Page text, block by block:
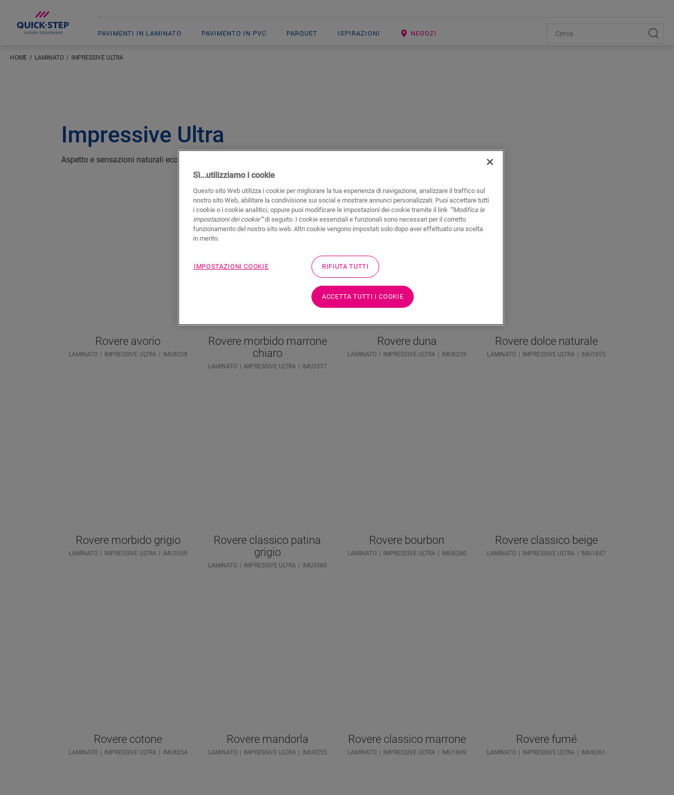
PAVIMENTI IN LAMINATO PAVIMENTO IN PVC PARQUET ISPIRAZIONI NEGOZI
HOME LAMINATO IMPRESSIVE ULTRA
Impressive Ultra
Aspetto e sensazioni naturali eccezionali, ma con uno strato di protezione aggiuntivo per gli usi intensi.
Rovere avorio
LAMINATO IMPRESSIVE ULTRA IMU8258
Rovere morbido marrone
chiaro
LAMINATO IMPRESSIVE ULTRA IMU3557
Rovere duna
LAMINATO IMPRESSIVE ULTRA IMU8259
Rovere dolce naturale
LAMINATO IMPRESSIVE ULTRA IMU1855
Rovere morbido grigio
LAMINATO IMPRESSIVE ULTRA IMU3558
Rovere classico patina
grigio
LAMINATO IMPRESSIVE ULTRA IMU3560
Rovere bourbon
LAMINATO IMPRESSIVE ULTRA IMU8260
Rovere classico beige
LAMINATO IMPRESSIVE ULTRA IMU1847
Rovere cotone
LAMINATO IMPRESSIVE ULTRA IMU8254
Rovere mandorla
LAMINATO IMPRESSIVE ULTRA IMU8255
Rovere classico marrone
LAMINATO IMPRESSIVE ULTRA IMU1849
Rovere fumé
LAMINATO IMPRESSIVE ULTRA IMU8261
Sì...utilizziamo i cookie
Questo sito Web utilizza i cookie per migliorare la tua esperienza di navigazione, analizzare il traffico sul
nostro sito Web, abilitare la condivisione sui social e mostrare annunci personalizzati. Puoi accettare tutti
i cookie o i cookie analitici, oppure puoi modificare le impostazioni dei cookie tramite il link ""Modifica le
impostazioni dei cookie""di seguito. I cookie essenziali e funzionali sono necessari per il corretto
funzionamento del nostro sito web. Altri cookie vengono impostati solo dopo aver effettuato una scelta
in merito.
IMPOSTAZIONI COOKIE RIFIUTA TUTTI
ACCETTA TUTTI I COOKIE